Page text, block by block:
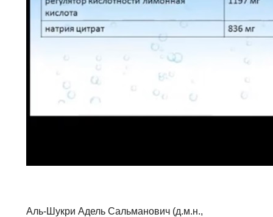
Аль-Шукри Адель Сальманович (д.м.н.,